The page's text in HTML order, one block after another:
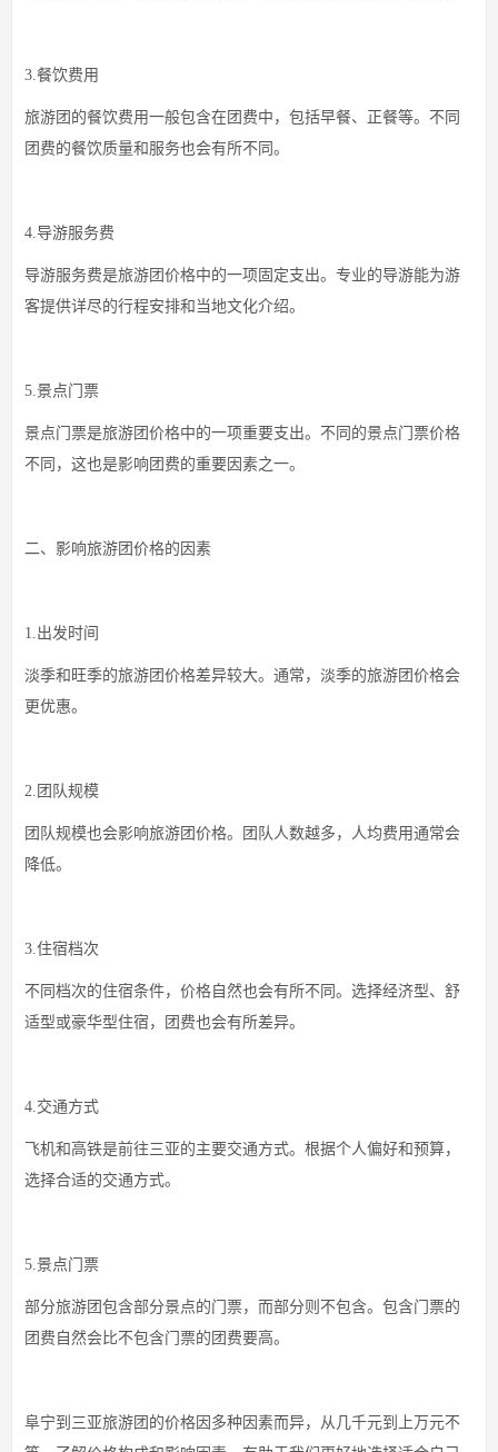
3.餐饮费用
旅游团的餐饮费用一般包含在团费中，包括早餐、正餐等。不同
团费的餐饮质量和服务也会有所不同。
4.导游服务费
导游服务费是旅游团价格中的一项固定支出。专业的导游能为游
客提供详尽的行程安排和当地文化介绍。
5.景点门票
景点门票是旅游团价格中的一项重要支出。不同的景点门票价格
不同，这也是影响团费的重要因素之一。
二、影响旅游团价格的因素
1.出发时间
淡季和旺季的旅游团价格差异较大。通常，淡季的旅游团价格会
更优惠。
2.团队规模
团队规模也会影响旅游团价格。团队人数越多，人均费用通常会
降低。
3.住宿档次
不同档次的住宿条件，价格自然也会有所不同。选择经济型、舒
适型或豪华型住宿，团费也会有所差异。
4.交通方式
飞机和高铁是前往三亚的主要交通方式。根据个人偏好和预算，
选择合适的交通方式。
5.景点门票
部分旅游团包含部分景点的门票，而部分则不包含。包含门票的
团费自然会比不包含门票的团费要高。
阜宁到三亚旅游团的价格因多种因素而异，从几千元到上万元不